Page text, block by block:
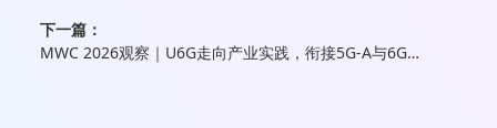
下一篇：
MWC 2026观察｜U6G走向产业实践，衔接5G-A与6G演进